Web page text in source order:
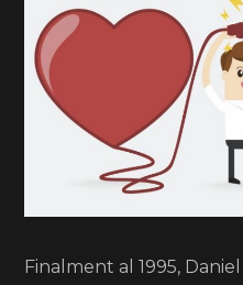
Finalment al 1995,